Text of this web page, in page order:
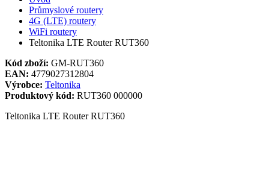
Průmyslové routery
4G (LTE) routery
WiFi routery
Teltonika LTE Router RUT360
Kód zboží: GM-RUT360
EAN: 4779027312804
Výrobce: Teltonika
Produktový kód: RUT360 000000
Teltonika LTE Router RUT360